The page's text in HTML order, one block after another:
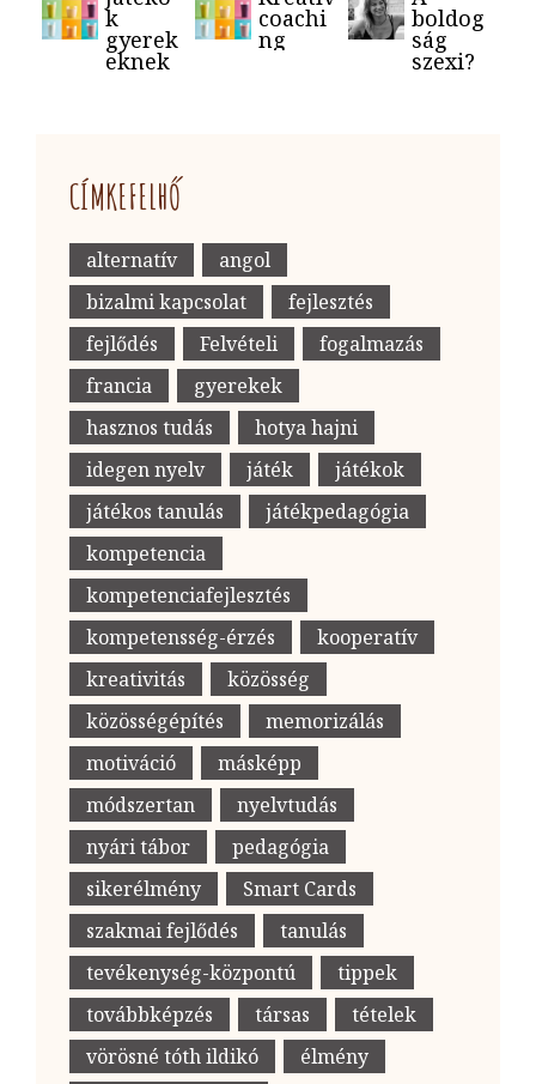
k
gyerek
eknek
coachi
ng
boldog
ság
szexi?
CÍMKEFELHŐ
alternatív
angol
bizalmi kapcsolat
fejlesztés
fejlődés
Felvételi
fogalmazás
francia
gyerekek
hasznos tudás
hotya hajni
idegen nyelv
játék
játékok
játékos tanulás
játékpedagógia
kompetencia
kompetenciafejlesztés
kompetensség-érzés
kooperatív
kreativitás
közösség
közösségépítés
memorizálás
motiváció
másképp
módszertan
nyelvtudás
nyári tábor
pedagógia
sikerélmény
Smart Cards
szakmai fejlődés
tanulás
tevékenység-központú
tippek
továbbképzés
társas
tételek
vörösné tóth ildikó
élmény